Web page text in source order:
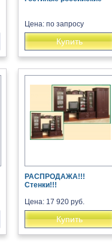
Цена: по запросу
Купить
РАСПРОДАЖА!!!
Стенки!!!
Цена: 17 920 руб.
Купить